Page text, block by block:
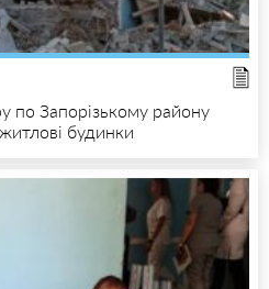
по Запорізькому району
будинки